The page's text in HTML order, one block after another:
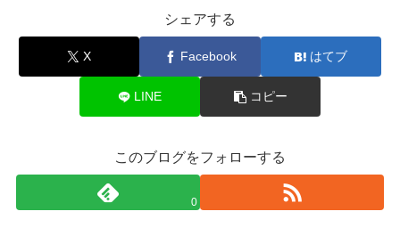
シェアする
X Facebook はてブ
LINE コピー
このブログをフォローする
0